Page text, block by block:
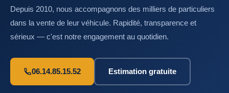
Depuis 2010, nous accompagnons des milliers de particuliers
dans la vente de leur véhicule. Rapidité, transparence et
sérieux — c'est notre engagement au quotidien.
06.14.85.15.52 Estimation gratuite